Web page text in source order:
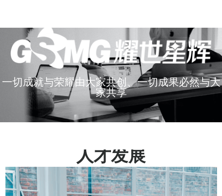
一切成就与荣耀由大家共创、一切成果必然与大
家共享
人才发展